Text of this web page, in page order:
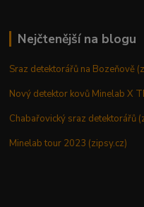
Nejčtenější na blogu
Sraz detektorářů na Bozeňově
Nový detektor kovů Minelab X
Chabařovický sraz detektorářů
Minelab tour 2023 (zipsy.cz)